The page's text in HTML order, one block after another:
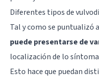
Diferentes tipos de
Tal y como se puntualizó
puede presentarse de
localización de lo
Esto hace que puedan